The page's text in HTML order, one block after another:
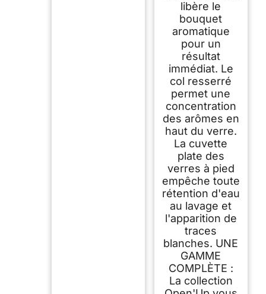
libère le
bouquet
aromatique
pour un
résultat
immédiat. Le
col resserré
permet une
concentration
des arômes en
haut du verre.
La cuvette
plate des
verres à pied
empêche toute
rétention d'eau
au lavage et
l'apparition de
traces
blanches. UNE
GAMME
COMPLÈTE :
La collection